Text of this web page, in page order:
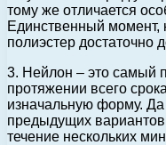
тому же отличается
Единственный момент,
полиэстер достаточно
3. Нейлон – это самый
протяжении всего
изначальную форму. Да
предыдущих
течение нескольких